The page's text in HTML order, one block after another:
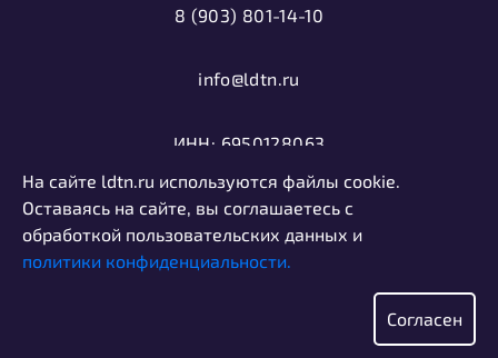
8 (903) 801-14-10
info@ldtn.ru
ИНН: 6950128063
ОГРН: 1116952000406
Политика конфиденциальности
Информация, представленная на сайте, не является
На сайте ldtn.ru используются файлы cookie.
Оставаясь на сайте, вы соглашаетесь с
обработкой пользовательских данных и
политики конфиденциальности.
Согласен